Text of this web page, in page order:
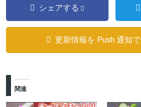
シェアする
更新情報を Push 通知
関連